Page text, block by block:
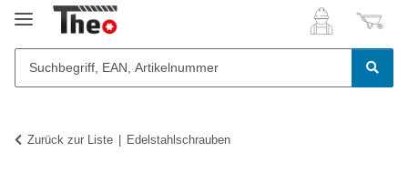
Zurück zur Liste Edelstahlschrauben